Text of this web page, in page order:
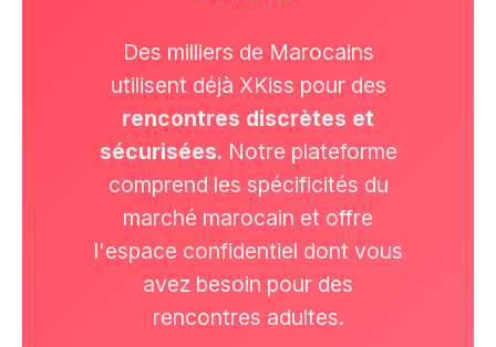
Des milliers de Marocains
utilisent déjà XKiss pour des
rencontres discrètes et
sécurisées. Notre plateforme
comprend les spécificités du
marché marocain et offre
l'espace confidentiel dont vous
avez besoin pour des
rencontres adultes.